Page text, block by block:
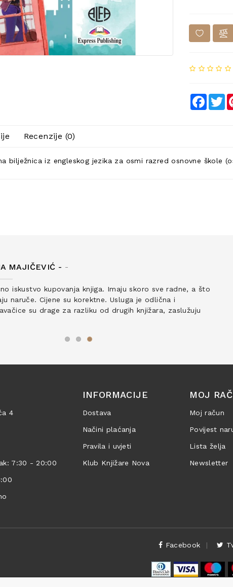
Recenzije (0)
bilježnica iz engleskog jezika za osmi razred osnovne škole
MAJIČEVIĆ - -
iskustvo kupovanja knjiga. Imaju skoro sve radne, a što
naruče. Cijene su korektne. Usluga je odlična i
su drage za razliku od drugih knjižara, zaslužuju
4
7:30 - 20:00
INFORMACIJE
Dostava
Načini plaćanja
Pravila i uvjeti
Klub Knjižare Nova
MOJ
Moj račun
Povijest
Lista želja
Newsletter
Facebook